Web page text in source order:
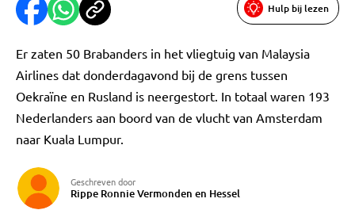
Hulp bij lezen
Er zaten 50 Brabanders in het vliegtuig van Malaysia
Airlines dat donderdagavond bij de grens tussen
Oekraïne en Rusland is neergestort. In totaal waren 193
Nederlanders aan boord van de vlucht van Amsterdam
naar Kuala Lumpur.
Geschreven door
Rippe Ronnie Vermonden en Hessel